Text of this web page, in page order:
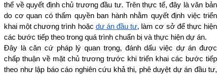
thể về quyết định chủ trương đầu tư. Trên thực tế, đây là văn bản
do cơ quan có thẩm quyền ban hành nhằm quyết định việc triển
khai một chương trình hoặc dự án đầu tư, làm cơ sở để thực hiện
các bước tiếp theo trong quá trình chuẩn bị và thực hiện dự án.
Đây là căn cứ pháp lý quan trọng, đánh dấu việc dự án được
chấp thuận về mặt chủ trương trước khi triển khai các bước tiếp
theo như lập báo cáo nghiên cứu khả thi, phê duyệt dự án đầu tư,